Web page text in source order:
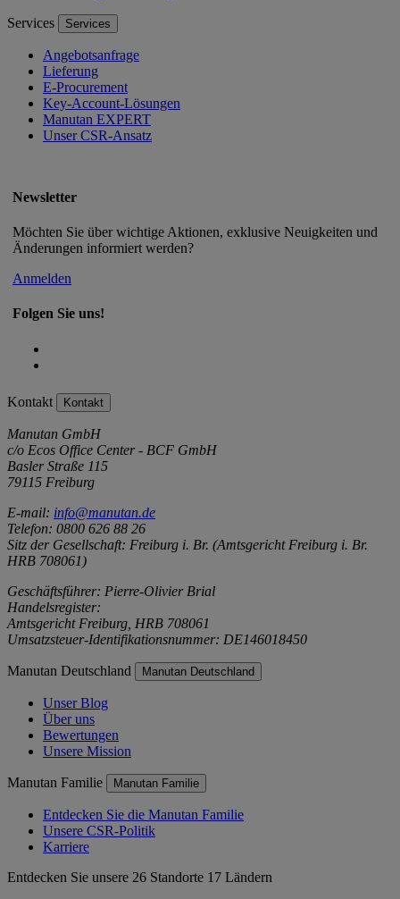
Services Services
Angebotsanfrage
Lieferung
E-Procurement
Key-Account-Lösungen
Manutan EXPERT
Unser CSR-Ansatz
Newsletter
Möchten Sie über wichtige Aktionen, exklusive Neuigkeiten und
Änderungen informiert werden?
Anmelden
Folgen Sie uns!
Kontakt Kontakt
Manutan GmbH
c/o Ecos Office Center - BCF GmbH
Basler Straße 115
79115 Freiburg
E-mail: info@manutan.de
Telefon: 0800 626 88 26
Sitz der Gesellschaft: Freiburg i. Br. (Amtsgericht Freiburg i. Br.
HRB 708061)
Geschäftsführer: Pierre-Olivier Brial
Handelsregister:
Amtsgericht Freiburg, HRB 708061
Umsatzsteuer-Identifikationsnummer: DE146018450
Manutan Deutschland Manutan Deutschland
Unser Blog
Über uns
Bewertungen
Unsere Mission
Manutan Familie Manutan Familie
Entdecken Sie die Manutan Familie
Unsere CSR-Politik
Karriere
Entdecken Sie unsere 26 Standorte 17 Ländern